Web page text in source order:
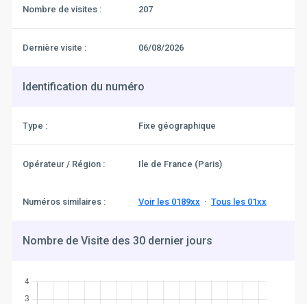
Nombre de visites : 207
Dernière visite : 06/08/2026
Identification du numéro
Type : Fixe géographique
Opérateur / Région : Ile de France (Paris)
Numéros similaires : Voir les 0189xx· Tous les 01xx
Nombre de Visite des 30 dernier jours